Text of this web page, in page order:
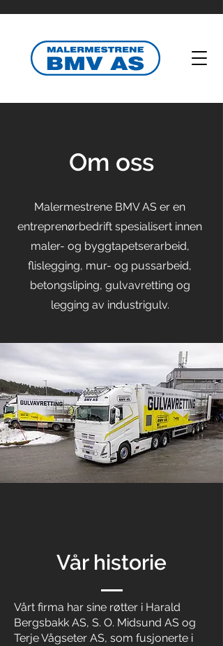
Om oss
Malermestrene BMV AS er en
entreprenørbedrift spesialisert innen
maler- og byggtapetserarbeid,
flislegging, mur- og pussarbeid,
betongsliping, gulvavretting og
legging av industrigulv.
Vår historie
Vårt firma har sine røtter i Harald
Bergsbakk AS, S. O. Midsund AS og
Terje Vågseter AS, som fusjonerte i